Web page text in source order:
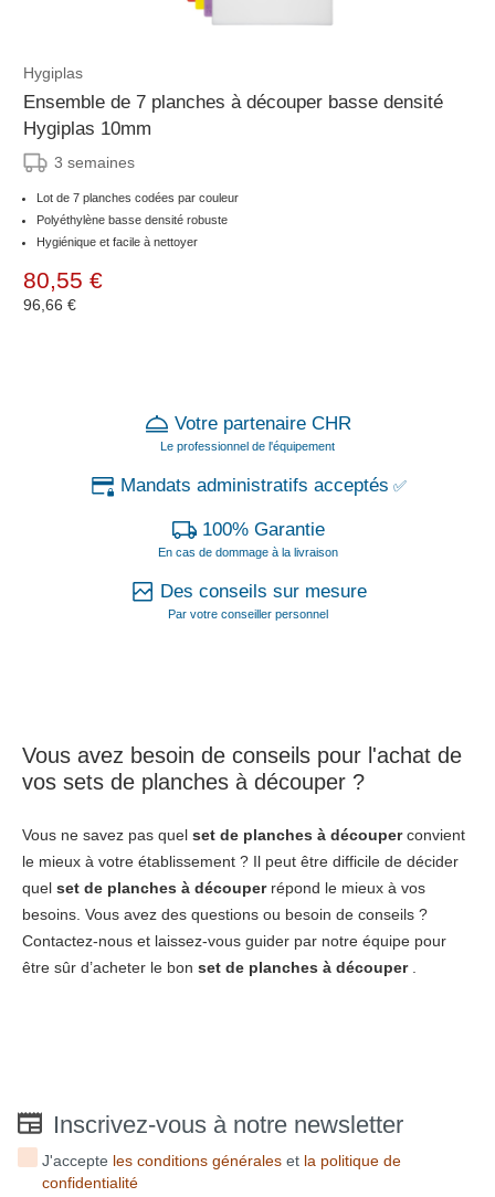
Hygiplas
Ensemble de 7 planches à découper basse densité
Hygiplas 10mm
3 semaines
Lot de 7 planches codées par couleur
Polyéthylène basse densité robuste
Hygiénique et facile à nettoyer
80,55 €
96,66 €
Votre partenaire CHR
Le professionnel de l'équipement
Mandats administratifs acceptés ✅
100% Garantie
En cas de dommage à la livraison
Des conseils sur mesure
Par votre conseiller personnel
Vous avez besoin de conseils pour l'achat de
vos sets de planches à découper ?
Vous ne savez pas quel set de planches à découperconvient
le mieux à votre établissement ? Il peut être difficile de décider
quel set de planches à découper répond le mieux à vos
besoins. Vous avez des questions ou besoin de conseils ?
Contactez-nous et laissez-vous guider par notre équipe pour
être sûr d’acheter le bon set de planches à découper .
Inscrivez-vous à notre newsletter
J'accepte les conditions générales et la politique de
confidentialité